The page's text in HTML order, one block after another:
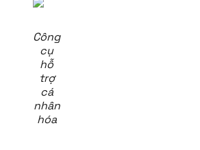
Công
cụ
hỗ
trợ
cá
nhân
hóa